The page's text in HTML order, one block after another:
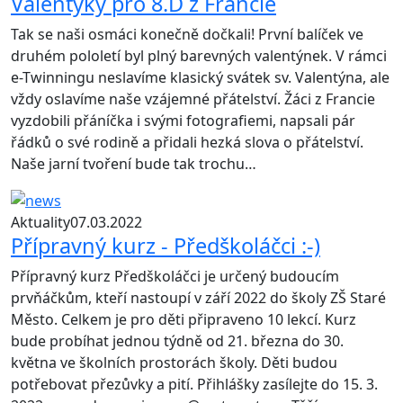
Tak se naši osmáci konečně dočkali! První balíček ve
druhém pololetí byl plný barevných valentýnek. V rámci
e-Twinningu neslavíme klasický svátek sv. Valentýna, ale
vždy oslavíme naše vzájemné přátelství. Žáci z Francie
vyzdobili přáníčka i svými fotografiemi, napsali pár
řádků o své rodině a přidali hezká slova o přátelství.
Naše jarní tvoření bude tak trochu…
Aktuality07.03.2022
Přípravný kurz - Předškoláčci :-)
Přípravný kurz Předškoláčci je určený budoucím
prvňáčkům, kteří nastoupí v září 2022 do školy ZŠ Staré
Město. Celkem je pro děti připraveno 10 lekcí. Kurz
bude probíhat jednou týdně od 21. března do 30.
května ve školních prostorách školy. Děti budou
potřebovat přezůvky a pití. Přihlášky zasílejte do 15. 3.